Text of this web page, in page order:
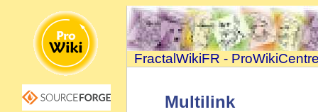
FractalWikiFR -
Multilink